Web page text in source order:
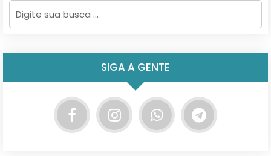
SIGA A GENTE